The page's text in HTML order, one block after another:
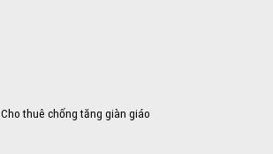
Cho thuê chống tăng giàn giáo